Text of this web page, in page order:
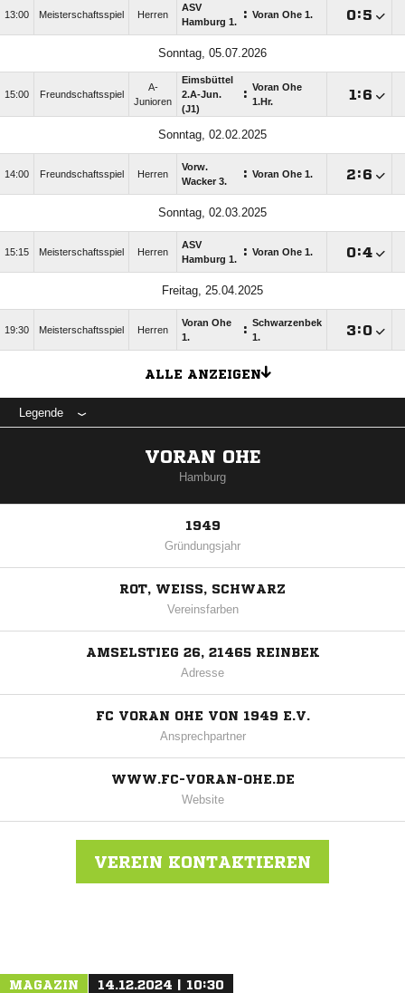
13:00 Meisterschaftsspiel Herren
ASV
Hamburg 1.
: Voran Ohe 1. :
Sonntag, 05.07.2026
15:00 Freundschaftsspiel
A-
Junioren
Eimsbüttel
2.A-Jun.
(J1)
: Voran Ohe
1.Hr.
:
Sonntag, 02.02.2025
14:00 Freundschaftsspiel Herren
Vorw.
Wacker 3.
: Voran Ohe 1. :
Sonntag, 02.03.2025
15:15 Meisterschaftsspiel Herren
ASV
Hamburg 1.
: Voran Ohe 1. :
Freitag, 25.04.2025
19:30 Meisterschaftsspiel Herren
Voran Ohe
1.
: Schwarzenbek
1.
:
ALLE ANZEIGEN
Legende
VORAN OHE
Hamburg
1949
Gründungsjahr
ROT, WEISS, SCHWARZ
Vereinsfarben
AMSELSTIEG 26, 21465 REINBEK
Adresse
FC VORAN OHE VON 1949 E.V.
Ansprechpartner
WWW.FC-VORAN-OHE.DE
Website
VEREIN KONTAKTIEREN
MAGAZIN 14.12.2024 | 10:30